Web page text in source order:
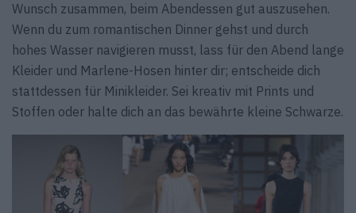
Wunsch zusammen, beim Abendessen gut auszusehen.
Wenn du zum romantischen Dinner gehst und durch
hohes Wasser navigieren musst, lass für den Abend lange
Kleider und Marlene-Hosen hinter dir; entscheide dich
stattdessen für Minikleider. Sei kreativ mit Prints und
Stoffen oder halte dich an das bewährte kleine Schwarze.